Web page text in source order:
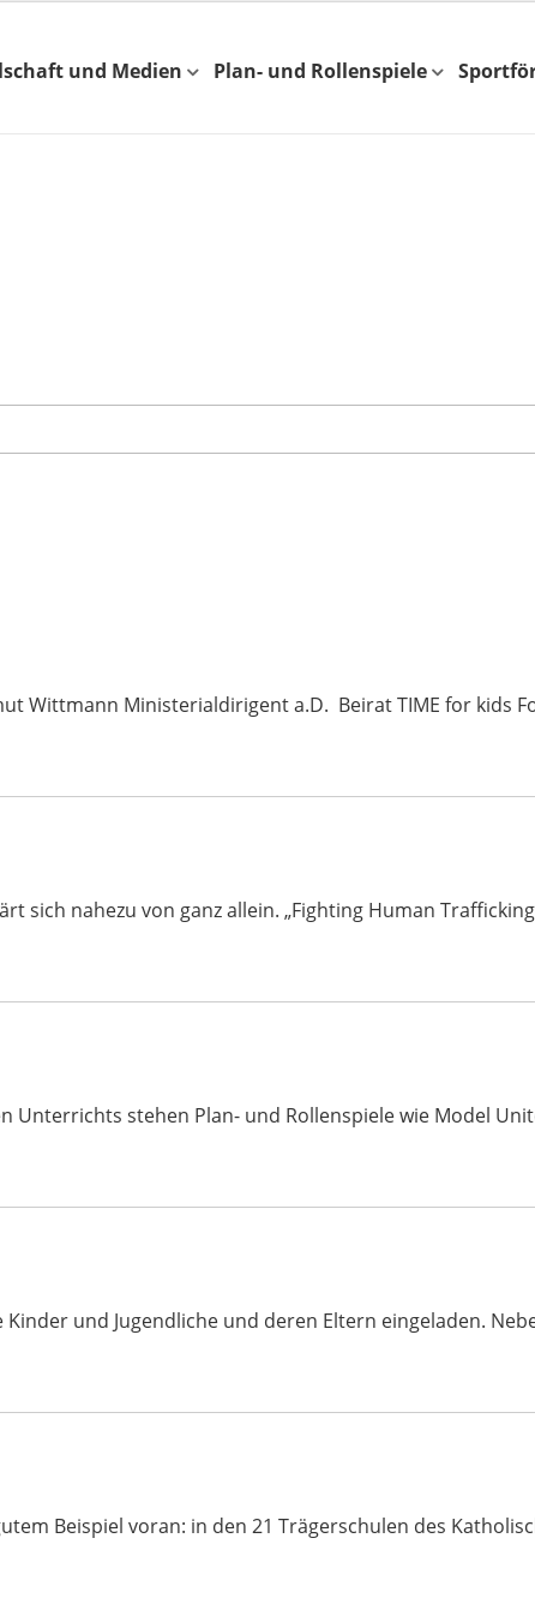
und Medien Plan- und Rollenspiele
Wittmann Ministerialdirigent a.D. Beirat TIME for kids
sich nahezu von ganz allein. „Fighting Human
stehen Plan- und Rollenspiele wie Model
und Jugendliche und deren Eltern eingeladen.
Beispiel voran: in den 21 Trägerschulen des